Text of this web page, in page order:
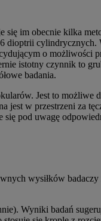
im obecnie kilka
dioptrii cylindrycznych.
o możliwości
istotny czynnik to
badania.
Jest to możliwe
jest w przestrzeni za
pod uwagę
wysiłków
Wyniki badań